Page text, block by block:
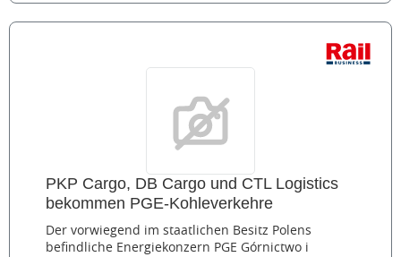
PKP Cargo, DB Cargo und CTL Logistics
bekommen PGE-Kohleverkehre
Der vorwiegend im staatlichen Besitz Polens
befindliche Energiekonzern PGE Górnictwo i